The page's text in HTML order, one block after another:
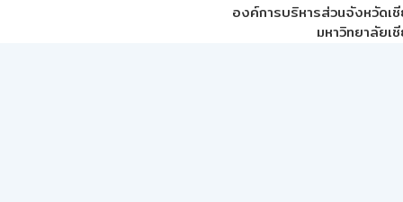
องค์การบริหารส่วนจังหวัดเ
มหาวิทยาลัยเ